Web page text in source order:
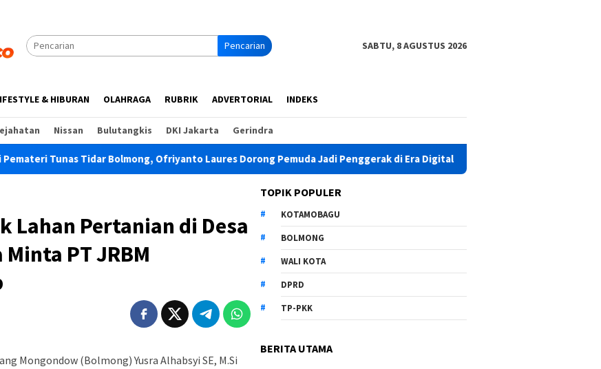
Pencarian SABTU, 8 AGUSTUS 2026
& HIBURAN OLAHRAGA RUBRIK ADVERTORIAL INDEKS
Nissan Bulutangkis DKI Jakarta Gerindra
Tunas Tidar Bolmong, Ofriyanto Laures Dorong Pemuda Jadi Penggerak di Era Digital Karhutla Kembali Terjadi di
Lahan Pertanian di Desa
PT JRBM
Mongondow (Bolmong) Yusra Alhabsyi SE, M.Si
TOPIK POPULER
KOTAMOBAGU
BOLMONG
WALI KOTA
DPRD
TP-PKK
BERITA UTAMA